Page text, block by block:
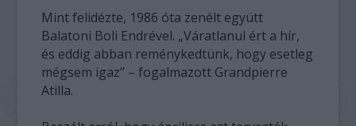
Mint felidézte, 1986 óta zenélt együtt
Balatoni Boli Endrével. „Váratlanul ért a hír,
és eddig abban reménykedtünk, hogy esetleg
mégsem igaz” – fogalmazott Grandpierre
Atilla.